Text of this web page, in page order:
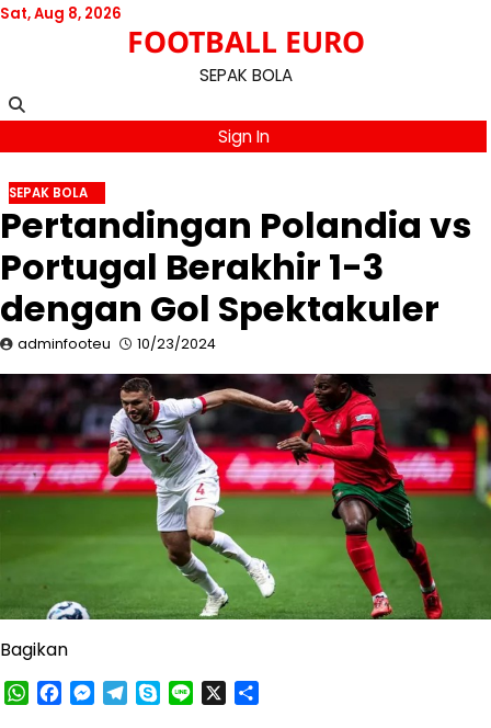
Skip
Sat, Aug 8, 2026
FOOTBALL EURO
SEPAK BOLA
Sign In
SEPAK BOLA
Pertandingan Polandia vs
Portugal Berakhir 1-3
dengan Gol Spektakuler
adminfooteu 10/23/2024
Bagikan
WhatsApp
Facebook
Messenger
Telegram
SkypeLine